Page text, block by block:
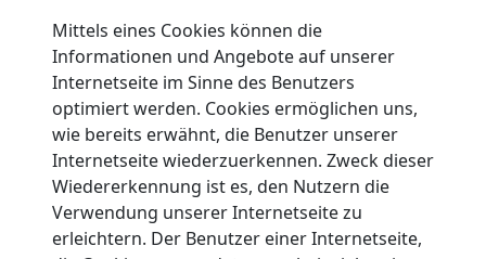
Mittels eines Cookies können die
Informationen und Angebote auf unserer
Internetseite im Sinne des Benutzers
optimiert werden. Cookies ermöglichen uns,
wie bereits erwähnt, die Benutzer unserer
Internetseite wiederzuerkennen. Zweck dieser
Wiedererkennung ist es, den Nutzern die
Verwendung unserer Internetseite zu
erleichtern. Der Benutzer einer Internetseite,